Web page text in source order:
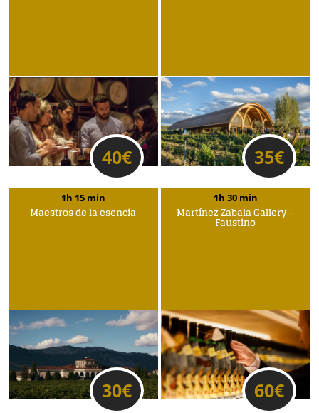
40€ 35€
1h 15 min
Maestros de la esencia
30€
1h 30 min
Martínez Zabala Gallery –
Faustino
60€